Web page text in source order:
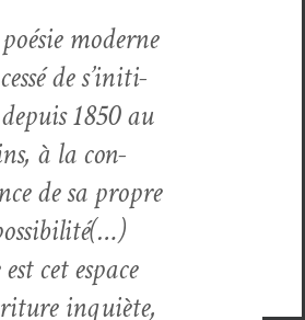
mod­erne
de s’ini­ti­
1850 au
à la con­
de sa pro­pre
cet espace
inquiète,